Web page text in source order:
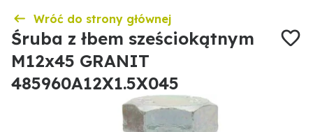
Wróć do strony głównej
Śruba z łbem sześciokątnym
M12x45 GRANIT
485960A12X1.5X045